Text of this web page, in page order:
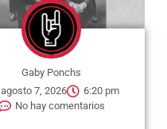
Gaby Ponchs
agosto 7, 2026
6:20 pm
No hay comentarios